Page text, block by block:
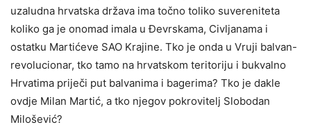
uzaludna hrvatska država ima točno toliko suvereniteta
koliko ga je onomad imala u Đevrskama, Civljanama i
ostatku Martićeve SAO Krajine. Tko je onda u Vruji balvan-
revolucionar, tko tamo na hrvatskom teritoriju i bukvalno
Hrvatima priječi put balvanima i bagerima? Tko je dakle
ovdje Milan Martić, a tko njegov pokrovitelj Slobodan
Milošević?